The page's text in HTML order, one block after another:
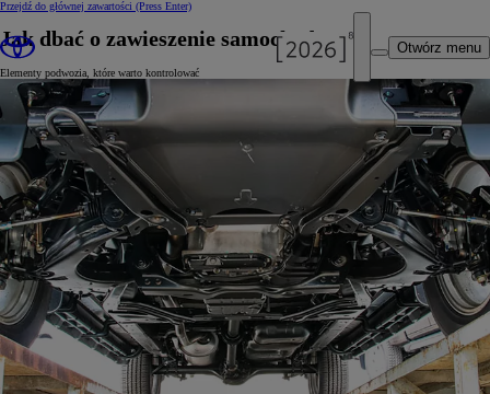
Przejdź do głównej zawartości (Press Enter)
Otwórz menu
Jak dbać o zawieszenie samochodu?
Elementy podwozia, które warto kontrolować